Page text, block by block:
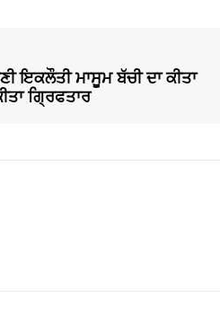
ਇਕਲੌਤੀ ਮਾਸੂਮ ਬੱਚੀ ਦਾ ਕੀਤਾ
ਗ੍ਰਿਫਤਾਰ